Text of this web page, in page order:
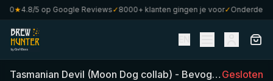
★4.8/5 op Google Reviews✓8000+ klanten gingen je voor✓Onderdeel
Tasmanian Devil (Moon Dog collab) - Bevog Brewery (
Gesloten